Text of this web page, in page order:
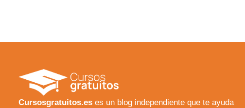
Cursosgratuitos.es es un blog independiente que te ayuda